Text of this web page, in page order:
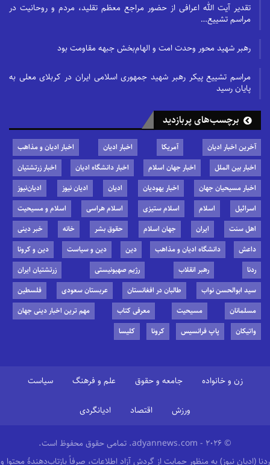
تقدیر آیت الله اعرافی از حضور مراجع معظم تقلید، مردم و روحانیت در
مراسم تشییع…
رهبر شهید محور وحدت امت و الهام‌بخش جبهه مقاومت بود
مراسم تشییع پیکر رهبر شهید جمهوری اسلامی ایران در کربلای معلی به
پایان رسید
برچسب‌های پربازدید
آخرین اخبار ادیان آمریکا اخبار ادیان
اخبار ادیان و مذاهب
اخبار بین الملل
اخبار جهان اسلام اخبار دانشگاه ادیان
اخبار زرتشتیان
اخبار مسیحیان جهان
اخبار یهودیان ادیان ادیان نیوز
ادیان‌نیوز
اسرائیل
اسلام اسلام ستیزی اسلام هراسی
اسلام و مسیحیت
اهل سنت
ایران جهان اسلام حقوق بشر خانه
خبر دینی
داعش
دانشگاه ادیان و مذاهب دین دین و سیاست
دین و کرونا
ردنا
رهبر انقلاب رژیم صهیونیستی
زرتشتیان ایران
سید ابوالحسن نواب
طالبان در افغانستان عربستان سعودی
فلسطین
مسلمانان
مسیحیت معرفی کتاب
مهم ترین اخبار دینی جهان
واتیکان
پاپ فرانسیس کرونا کلیسا
زن و خانواده جامعه و حقوق علم و فرهنگ سیاست
ورزش اقتصاد ادیانگردی
© 2026 - adyannews.com. تمامی حقوق محفوظ است.
ردنا (ادیان نیوز) به منظور حمایت از گردش آزاد اطلاعات، صرفاً بازتاب‌دهندهٔ محتوا و